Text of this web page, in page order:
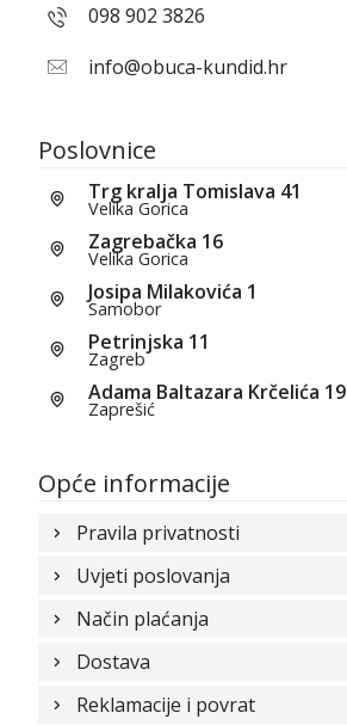
098 902 3826
info@obuca-kundid.hr
Poslovnice
Trg kralja Tomislava 41
Velika Gorica
Zagrebačka 16
Velika Gorica
Josipa Milakovića 1
Samobor
Petrinjska 11
Zagreb
Adama Baltazara Krčelića 19
Zaprešić
Opće informacije
Pravila privatnosti
Uvjeti poslovanja
Način plaćanja
Dostava
Reklamacije i povrat